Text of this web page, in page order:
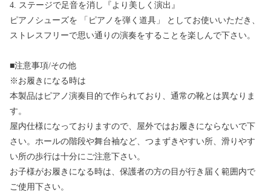
4. ステージで足音を消し『より美しく演出』
ピアノシューズを 「ピアノを弾く道具」 としてお使いいただき、
ストレスフリーで思い通りの演奏をすることを楽しんで下さい。
■注意事項/その他
※お履きになる時は
本製品はピアノ演奏目的で作られており、通常の靴とは異なりま
す。
屋内仕様になっておりますので、屋外ではお履きにならないで下
さい。ホールの階段や舞台袖など、つまずきやすい所、滑りやす
い所の歩行は十分にご注意下さい。
お子様がお履きになる時は、保護者の方の目が行き届く範囲内で
ご使用下さい。